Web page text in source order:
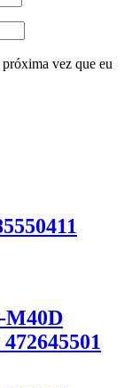
próxima vez que eu